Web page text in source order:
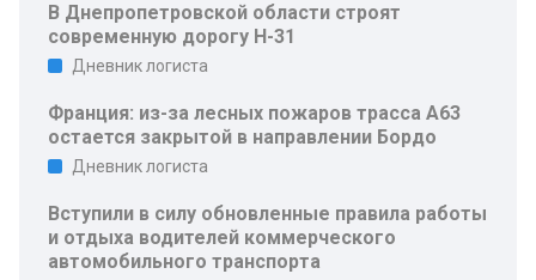
В Днепропетровской области строят
современную дорогу Н-31
Дневник логиста
Франция: из-за лесных пожаров трасса A63
остается закрытой в направлении Бордо
Дневник логиста
Вступили в силу обновленные правила работы
и отдыха водителей коммерческого
автомобильного транспорта